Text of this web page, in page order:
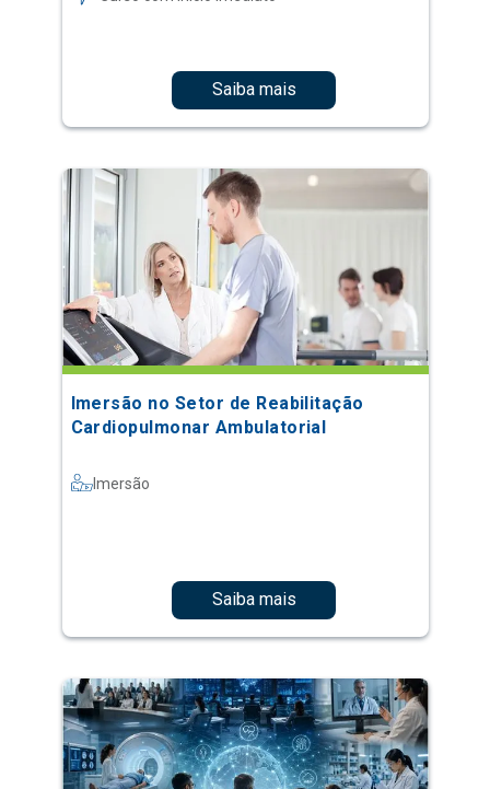
Saiba mais
Imersão no Setor de Reabilitação
Cardiopulmonar Ambulatorial
Imersão
Saiba mais